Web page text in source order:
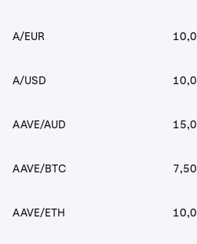
A/EUR
A/USD
AAVE/AUD
AAVE/BTC
AAVE/ETH